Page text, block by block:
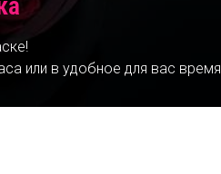
или в удобное для вас время